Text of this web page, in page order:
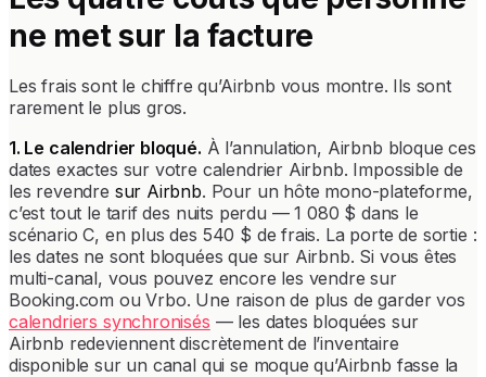
ne met sur la facture
Les frais sont le chiffre qu’Airbnb vous montre. Ils sont
rarement le plus gros.
1. Le calendrier bloqué. À l’annulation, Airbnb bloque ces
dates exactes sur votre calendrier Airbnb. Impossible de
les revendre sur Airbnb. Pour un hôte mono-plateforme,
c’est tout le tarif des nuits perdu — 1 080 $ dans le
scénario C, en plus des 540 $ de frais. La porte de sortie :
les dates ne sont bloquées que sur Airbnb. Si vous êtes
multi-canal, vous pouvez encore les vendre sur
Booking.com ou Vrbo. Une raison de plus de garder vos
calendriers synchronisés — les dates bloquées sur
Airbnb redeviennent discrètement de l’inventaire
disponible sur un canal qui se moque qu’Airbnb fasse la